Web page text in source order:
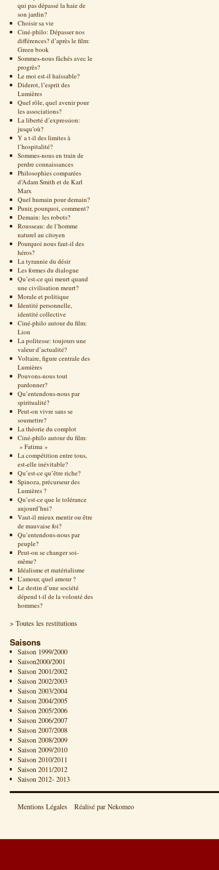
qui pas dépassé la haie de
son jardin?
Choisir sa vie
Ciné-philo: Dépasser nos
différences? d’après le film:
Green book
Sommes-nous fâchés avec le
progrès?
Le moi est-il haïssable?
Diderot, l’esprit des
Lumières
Quel rôle, quel avenir pour
les associations?
La liberté d’expression:
jusqu’où?
Y a t-il des limites à
l’hospitalité?
Sommes-nous en train de
perdre connaissances
Philosophies comparées
d’Adam Smith et de Karl
Marx
Quel humain pour demain?
Punir, pourquoi, comment?
Demain: les robots?
Rousseau: de l’homme
naturel au citoyen
Pourquoi nous faut-il des
héros?
La tyrannie du désir
Les formes du dialogue
Qu’est-ce qui meurt quand
une civilisation meurt?
Morale et politique
Identité personnelle,
identité collective
Ciné-philo autour du film:
Lion
La politesse: toujours une
valeur d’actualité?
Voltaire, figure centrale des
Lumières
Pouvons-nous tout
pardonner?
Qu’entendons-nous par
spiritualité?
Peut-on vivre sans se
soumettre?
La théorie du complot
Ciné-philo autour du film:
» Fatima »
La compétition entre tous,
est-elle inévitable?
Qu’est-ce qu’être riche?
Spinoza, précurseur des
Lumières ?
Qu’est-ce que le tolérance
aujourd’hui?
Vaut-il mieux mentir ou être
de mauvaise foi?
Qu’entendons-nous par
peuple?
Peut-on se changer soi-
même?
Idéalisme et matérialisme
L’amour, quel amour ?
Le destin d’une société
dépend t-il de la volonté des
hommes?
> Toutes les restitutions
Saisons
Saison 1999/2000
Saison2000/2001
Saison 2001/2002
Saison 2002/2003
Saison 2003/2004
Saison 2004/2005
Saison 2005/2006
Saison 2006/2007
Saison 2007/2008
Saison 2008/2009
Saison 2009/2010
Saison 2010/2011
Saison 2011/2012
Saison 2012- 2013
Mentions Légales Réalisé par Nekomeo